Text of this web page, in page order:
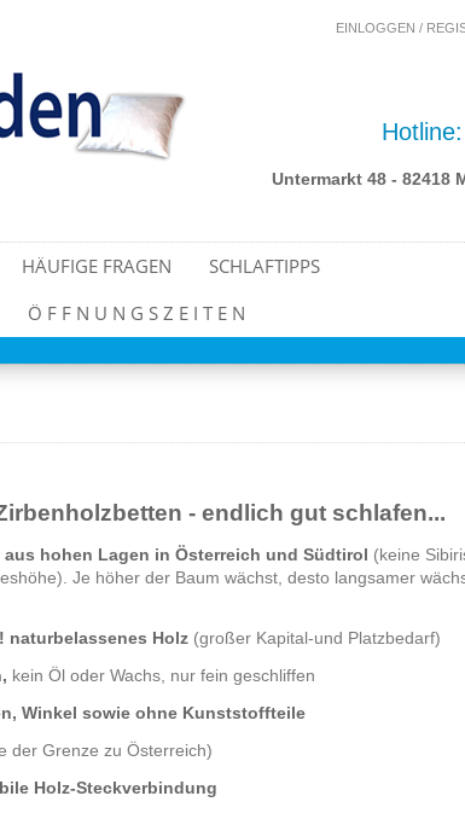
EINLOGGEN /
Untermarkt 48 - 82418
HÄUFIGE FRAGEN
SCHLAFTIPPS
Ö F F N U N G S Z E I T E N
- endlich gut schlafen...
aus hohen Lagen in Österreich und Südtirol (keine
Je höher der Baum wächst, desto langsamer
naturbelassenes Holz (großer Kapital-und Platzbedarf)
kein Öl oder Wachs, nur fein geschliffen
Winkel sowie ohne Kunststoffteile
der Grenze zu Österreich)
Holz-Steckverbindung